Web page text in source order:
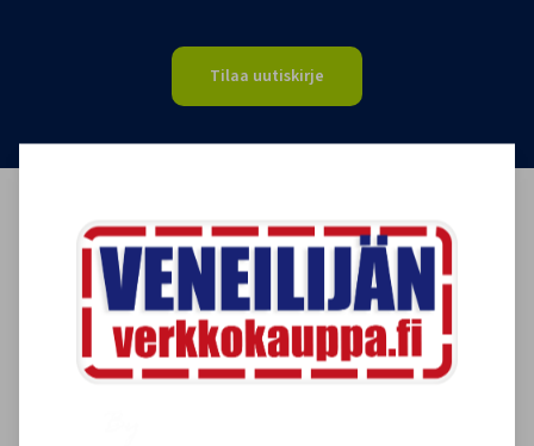
Tilaa uutiskirje